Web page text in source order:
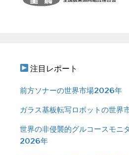
注目レポート
前方ソナーの世界市場2026年
ガラス基板転写ロボットの世
世界の非侵襲的グルコースモニ
2026年